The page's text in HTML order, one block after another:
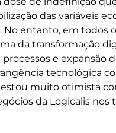
das variáveis
No entanto, em todos
da transformação
e expansão
tecnológica
estou muito otimista
da Logicalis nos